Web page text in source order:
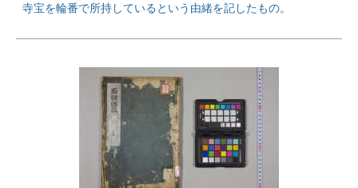
寺宝を輪番で所持しているという由緒を記したもの。